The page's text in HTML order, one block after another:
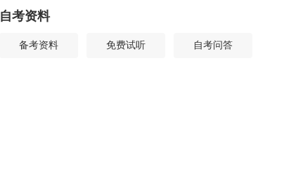
自考资料
备考资料 免费试听 自考问答